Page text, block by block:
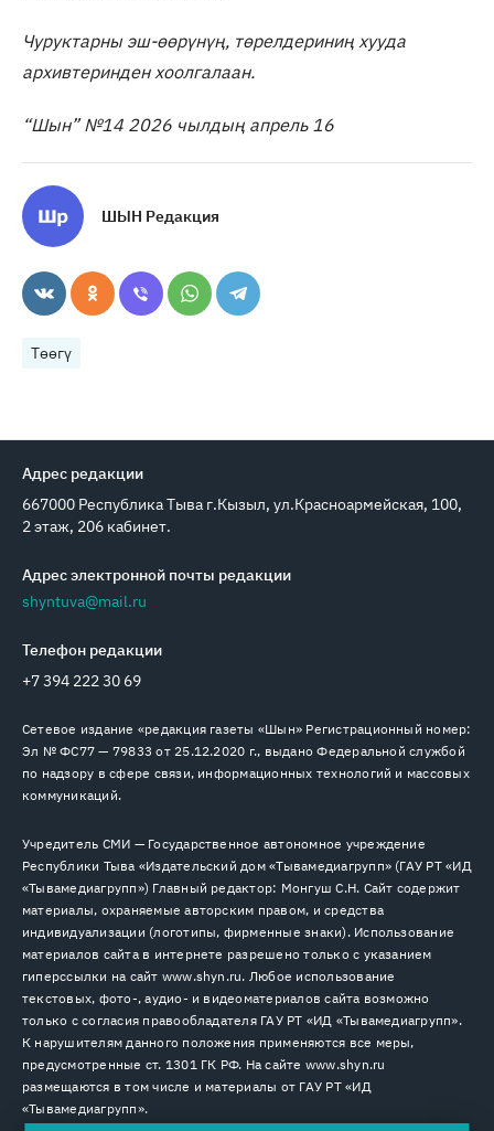
Чуруктарны эш-өөрүнүң, төрелдериниң хууда
архивтеринден хоолгалаан.
“Шын” №14 2026 чылдың апрель 16
ШЫН Редакция
Төөгү
Адрес редакции
667000 Республика Тыва г.Кызыл, ул.Красноармейская, 100,
2 этаж, 206 кабинет.
Адрес электронной почты редакции
shyntuva@mail.ru
Телефон редакции
+7 394 222 30 69
Сетевое издание «редакция газеты «Шын» Регистрационный номер:
Эл № ФС77 — 79833 от 25.12.2020 г., выдано Федеральной службой
по надзору в сфере связи, информационных технологий и массовых
коммуникаций.
Учредитель СМИ — Государственное автономное учреждение
Республики Тыва «Издательский дом «Тывамедиагрупп» (ГАУ РТ «ИД
«Тывамедиагрупп») Главный редактор: Монгуш С.Н. Сайт содержит
материалы, охраняемые авторским правом, и средства
индивидуализации (логотипы, фирменные знаки). Использование
материалов сайта в интернете разрешено только с указанием
гиперссылки на сайт www.shyn.ru. Любое использование
текстовых, фото-, аудио- и видеоматериалов сайта возможно
только с согласия правообладателя ГАУ РТ «ИД «Тывамедиагрупп».
К нарушителям данного положения применяются все меры,
предусмотренные ст. 1301 ГК РФ. На сайте www.shyn.ru
размещаются в том числе и материалы от ГАУ РТ «ИД
«Тывамедиагрупп».